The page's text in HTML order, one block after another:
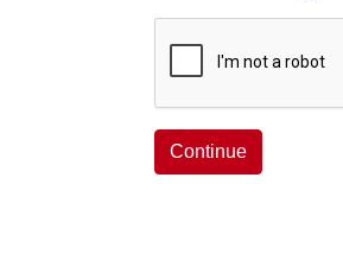
Continue